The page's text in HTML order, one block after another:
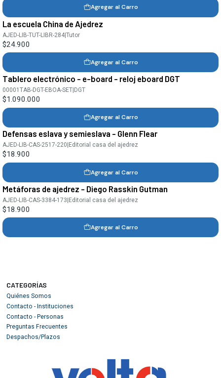
Agregar al Carro
La escuela China de Ajedrez
AJED-LIB-TUT-LIBR-284|Tutor
$24.900
Agregar al Carro
Tablero electrónico - e-board - reloj eboard DGT
00001TAB-DGT-EBOA-SET DGT
$1.090.000
Agregar al Carro
Defensas eslava y semieslava - Glenn Flear
AJED-LIB-CAS-2517-220 Editorial casa del ajedrez
$18.900
Agregar al Carro
Metáforas de ajedrez - Diego Rasskin Gutman
AJED-LIB-CAS-3384-173|Editorial casa del ajedrez
$18.900
Agregar al Carro
CATEGORÍAS
Quiénes Somos
Contacto - Instituciones
Contacto - Personas
Preguntas Frecuentes
Despachos/Plazos